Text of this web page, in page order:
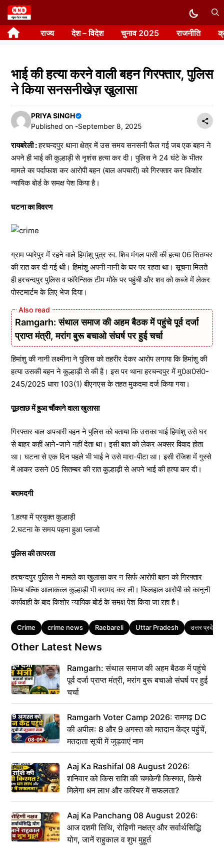
Skip
to
content राज्य देश – विदेश चुनाव 2025 राजनीति
भाई की हत्या करने वाली बहन गिरफ्तार, पुलिस
ने किया सनसनीखेज़ खुलासा
PRIYA SINGH
Published on -September 8, 2025
रायबरेली :हरचन्दपुर थाना क्षेत्र में उस समय सनसनी फैल गई जब एक बहन ने
अपने ही भाई की कुल्हाड़ी से नृशंस हत्या कर दी। पुलिस ने 24 घंटे के भीतर
मामले का पर्दाफाश कर आरोपी बहन (बाल अपचारी) को गिरफ्तार कर किशोर
न्यायिक बोर्ड के समक्ष पेश किया है।
घटना का विवरण
ग्राम प्यारेपुर में रहने वाले हिमांशु पुत्र स्व. शिव मंगल पासी की हत्या 06 सितम्बर
की रात कर दी गई थी। हिमांशु अपनी नानी के घर पर रहता था। सूचना मिलते
ही हरचन्दपुर पुलिस व फॉरेन्सिक टीम मौके पर पहुंची और शव को कब्जे में लेकर
पोस्टमार्टम के लिए भेज दिया।
Ramgarh: संथाल समाज की अहम बैठक में पहुंचे पूर्व दर्जा
प्राप्त मंत्री, मरांग बुरू बचाओ संघर्ष पर हुई चर्चा
हिमांशु की नानी लक्ष्मीना ने पुलिस को तहरीर देकर आरोप लगाया कि हिमांशु की
हत्या उसकी बहन ने कुल्हाड़ी से की है। इस पर थाना हरचन्दपुर में मु0अ0सं0-
245/2025 धारा 103(1) बीएनएस के तहत मुकदमा दर्ज किया गया।
पूछताछ में हुआ चौंकाने वाला खुलासा
गिरफ्तार बाल अपचारी बहन ने पुलिस को बताया कि उसका भाई हिमांशु उसे घर
से बाहर कहीं आने-जाने नहीं देता था। इसी बात को लेकर अक्सर विवाद होता
था। घटना से एक दिन पहले भी भाई ने उसे मारा-पीटा था। इसी रंजिश में गुस्से
में आकर उसने 05 सितम्बर की रात कुल्हाड़ी से अपने भाई की हत्या कर दी।
बरामदगी
1.हत्या में प्रयुक्त कुल्हाड़ी
2.घटना के समय पहना हुआ प्लाजो
पुलिस की तत्परता
हरचन्दपुर पुलिस ने मामले का खुलासा कर न सिर्फ आरोपी बहन को गिरफ्तार
किया बल्कि आलाकत्ल कुल्हाड़ी भी बरामद कर ली। फिलहाल आरोपी को कानूनी
कार्यवाही के बाद किशोर न्यायिक बोर्ड के समक्ष पेश किया जा रहा है।
Tags
Crime crime news Raebareli Uttar Pradesh उत्तर प्रदेश
Other Latest News
Ramgarh: संथाल समाज की अहम बैठक में पहुंचे
पूर्व दर्जा प्राप्त मंत्री, मरांग बुरू बचाओ संघर्ष पर हुई
चर्चा
Ramgarh Voter Camp 2026: रामगढ़ DC
की अपील: 8 और 9 अगस्त को मतदान केंद्र पहुंचें,
मतदाता सूची में जुड़वाएं नाम
Aaj Ka Rashifal 08 August 2026:
शनिवार को किस राशि की चमकेगी किस्मत, किसे
मिलेगा धन लाभ और करियर में सफलता?
Aaj Ka Panchang 08 August 2026:
आज दशमी तिथि, रोहिणी नक्षत्र और सर्वार्थसिद्धि
योग, जानें राहुकाल व शुभ मुहूर्त